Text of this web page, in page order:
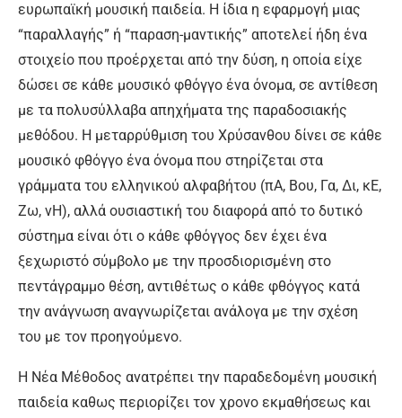
ευρωπαϊκή μουσική παιδεία. Η ίδια η εφαρμογή μιας
“παραλλαγής” ή “παραση-μαντικής” αποτελεί ήδη ένα
στοιχείο που προέρχεται από την δύση, η οποία είχε
δώσει σε κάθε μουσικό φθόγγο ένα όνομα, σε αντίθεση
με τα πολυσύλλαβα απηχήματα της παραδοσιακής
μεθόδου. Η μεταρρύθμιση του Χρύσανθου δίνει σε κάθε
μουσικό φθόγγο ένα όνομα που στηρίζεται στα
γράμματα του ελληνικού αλφαβήτου (πΑ, Βου, Γα, Δι, κΕ,
Ζω, νΗ), αλλά ουσιαστική του διαφορά από το δυτικό
σύστημα είναι ότι ο κάθε φθόγγος δεν έχει ένα
ξεχωριστό σύμβολο με την προσδιορισμένη στο
πεντάγραμμο θέση, αντιθέτως ο κάθε φθόγγος κατά
την ανάγνωση αναγνωρίζεται ανάλογα με την σχέση
του με τον προηγούμενο.
Η Νέα Μέθοδος ανατρέπει την παραδεδομένη μουσική
παιδεία καθως περιορίζει τον χρονο εκμαθήσεως και